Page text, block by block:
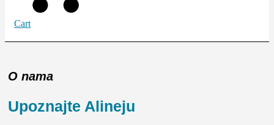
Cart
O nama
Upoznajte Alineju